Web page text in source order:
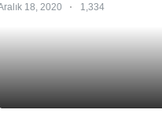
18, 2020 1,334